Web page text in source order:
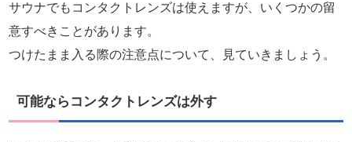
サウナでもコンタクトレンズは使えますが、いくつかの留
意すべきことがあります。
つけたまま入る際の注意点について、見ていきましょう。
可能ならコンタクトレンズは外す